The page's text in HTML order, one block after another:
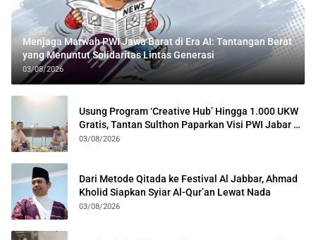
Menjaga Marwah PWI Jawa Barat di Era AI: Tantangan Berat
yang Menuntut Solidaritas Lintas Generasi
03/08/2026
Usung Program ‘Creative Hub’ Hingga 1.000 UKW
Gratis, Tantan Sulthon Paparkan Visi PWI Jabar di
Kota Bogor
03/08/2026
Dari Metode Qitada ke Festival Al Jabbar, Ahmad
Kholid Siapkan Syiar Al-Qur’an Lewat Nada
03/08/2026